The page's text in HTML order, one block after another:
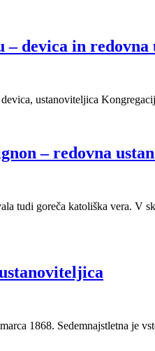
devica in redovna
ustanoviteljica
– redovna
tudi goreča katoliška vera. V
1868. Sedemnajstletna je